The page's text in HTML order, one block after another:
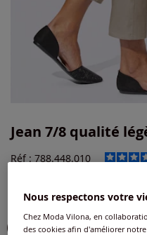
Jean 7/8 qualité
Réf : 788.448.010
Couleur :beige
Choisir une couleur :
Nous respectons votre
Chez Moda Vilona, en
des cookies afin d'améliorer